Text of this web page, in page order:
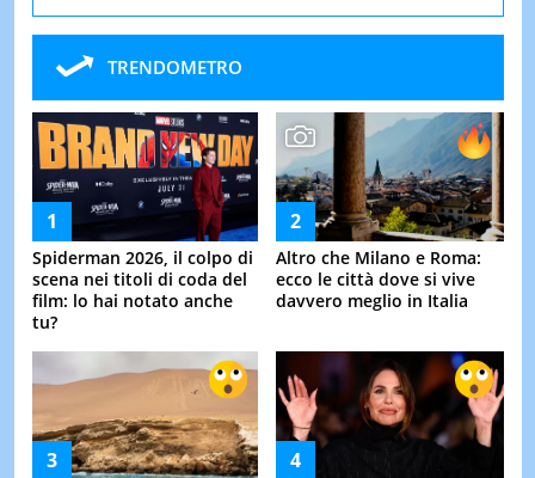
TRENDOMETRO
Spiderman 2026, il colpo di
scena nei titoli di coda del
film: lo hai notato anche
tu?
Altro che Milano e Roma:
ecco le città dove si vive
davvero meglio in Italia